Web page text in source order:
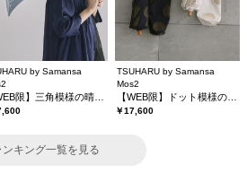
by Samansa
TSUHARU by Samansa
Mos2
【WEB限】ドット模様の晴雨兼用日傘
￥17,600
ンキング一覧を見る